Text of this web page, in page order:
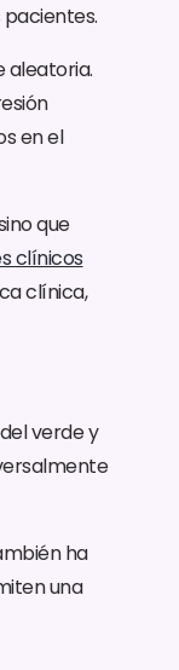
aleatoria.
en el
que
clínicos
clínica,
verde y
ha
una